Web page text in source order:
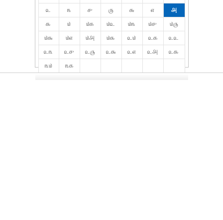
௨
௩ ௪ ௫ ௬ ௭
௮
௯
௰ ௰௧ ௰௨ ௰௩ ௰௪
௰௫
௰௬
௰௭ ௰௮ ௰௯ ௨௰ ௨௧
௨௨
௨௩
௨௪ ௨௫ ௨௬ ௨௭ ௨௮
௨௯
௩௰
௩௧